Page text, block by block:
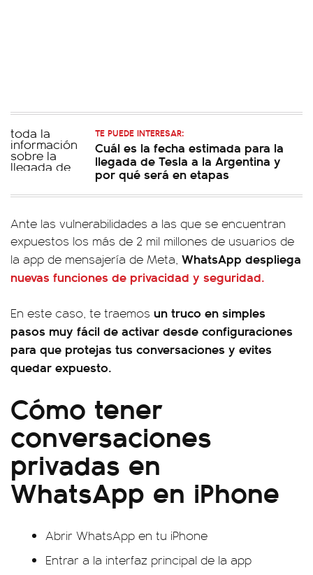
TE PUEDE INTERESAR:
Cuál es la fecha estimada para la
llegada de Tesla a la Argentina y
por qué será en etapas
Ante las vulnerabilidades a las que se encuentran
expuestos los más de 2 mil millones de usuarios de
la app de mensajería de Meta, WhatsApp despliega
nuevas funciones de privacidad y seguridad.
En este caso, te traemos un truco en simples
pasos muy fácil de activar desde configuraciones
para que protejas tus conversaciones y evites
quedar expuesto.
Cómo tener
conversaciones
privadas en
WhatsApp en iPhone
Abrir WhatsApp en tu iPhone
Entrar a la interfaz principal de la app